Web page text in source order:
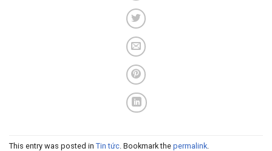
This entry was posted in Tin tức . Bookmark the permalink